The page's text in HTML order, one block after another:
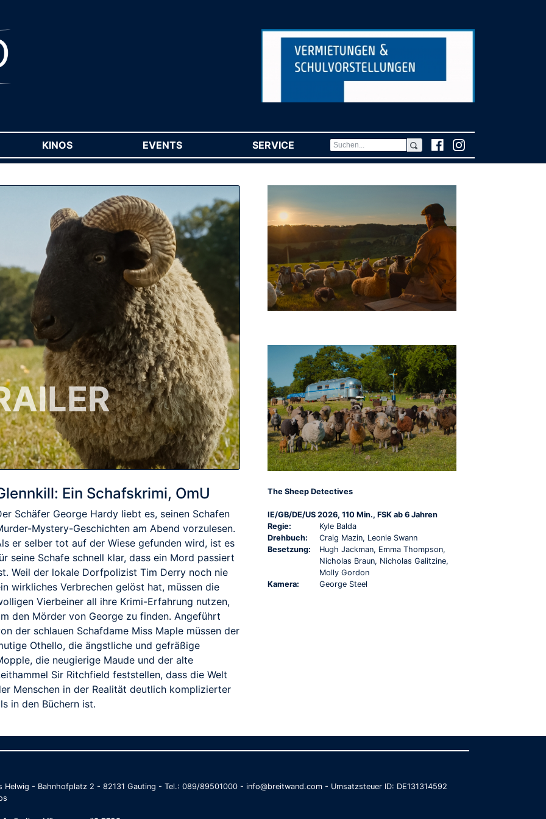
KINOS EVENTS SERVICE (CURRENT)
Ein Schafskrimi, OmU
Schäfer George Hardy liebt es, seinen Schafen
Mystery-Geschichten am Abend vorzulesen.
er selber tot auf der Wiese gefunden wird, ist es
seine Schafe schnell klar, dass ein Mord passiert
Weil der lokale Dorfpolizist Tim Derry noch nie
wirkliches Verbrechen gelöst hat, müssen die
Vierbeiner all ihre Krimi-Erfahrung nutzen,
den Mörder von George zu finden. Angeführt
der schlauen Schafdame Miss Maple müssen der
Othello, die ängstliche und gefräßige
die neugierige Maude und der alte
Sir Ritchfield feststellen, dass die Welt
Menschen in der Realität deutlich komplizierter
in den Büchern ist.
The Sheep Detectives
IE/GB/DE/US 2026, 110 Min., FSK ab 6 Jahren
Regie:
Kyle Balda
Drehbuch:
Craig Mazin, Leonie Swann
Besetzung:
Hugh Jackman, Emma Thompson,
Nicholas Braun, Nicholas Galitzine,
Molly Gordon
Kamera:
George Steel
- Bahnhofplatz 2 - 82131 Gauting - Tel.: 089/89501000 - info@breitwand.com - Umsatzsteuer ID: DE131314592